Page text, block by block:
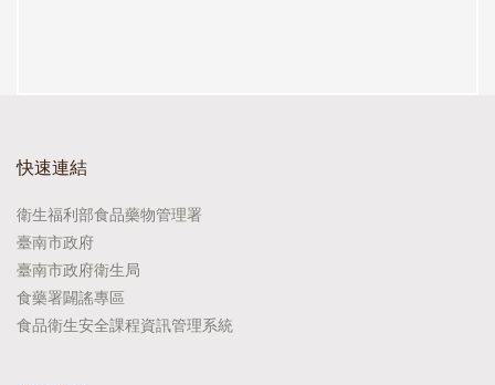
快速連結
衛生福利部食品藥物管理署
臺南市政府
臺南市政府衛生局
食藥署闢謠專區
食品衛生安全課程資訊管理系統